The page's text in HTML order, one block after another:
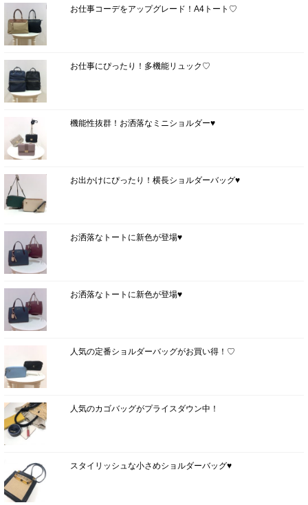
お仕事コーデをアップグレード！A4トート♡
お仕事にぴったり！多機能リュック♡
機能性抜群！お洒落なミニショルダー♥
お出かけにぴったり！横長ショルダーバッグ♥
お洒落なトートに新色が登場♥
お洒落なトートに新色が登場♥
人気の定番ショルダーバッグがお買い得！♡
人気のカゴバッグがプライスダウン中！
スタイリッシュな小さめショルダーバッグ♥